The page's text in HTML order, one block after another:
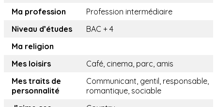
Ma profession
Profession intermédiaire
Niveau d’études
BAC + 4
Ma religion
Mes loisirs
Café, cinema, parc, amis
Mes traits de
personnalité
Communicant, gentil, responsable,
romantique, sociable